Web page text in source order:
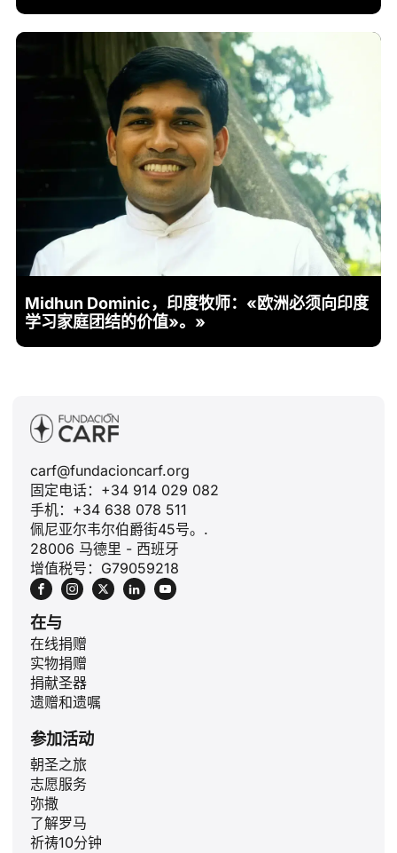
Midhun Dominic，印度牧师：«欧洲必须向印度
学习家庭团结的价值»。»
carf@fundacioncarf.org
固定电话：+34 914 029 082
手机：+34 638 078 511
佩尼亚尔韦尔伯爵街45号。.
28006 马德里 - 西班牙
增值税号：G79059218
在与
在线捐赠
实物捐赠
捐献圣器
遗赠和遗嘱
参加活动
朝圣之旅
志愿服务
弥撒
了解罗马
祈祷10分钟